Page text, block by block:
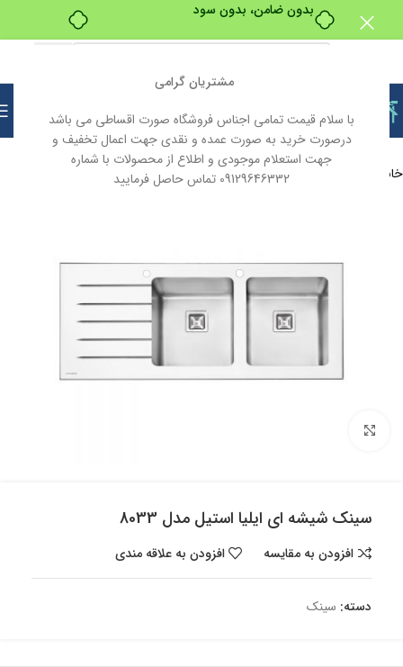
مشتریان گرامی
با سلام قیمت تمامی اجناس فروشگاه صورت اقساطی می باشد
درصورت خرید به صورت عمده و نقدی جهت اعمال تخفیف و
جهت استعلام موجودی و اطلاع از محصولات با شماره
09129646332 تماس حاصل فرمایید
بدون ضامن، بدون سود
خانه سینک
سینک شیشه ای ایلیا استیل مدل 8033
افزودن به مقایسه افزودن به علاقه مندی
دسته: سینک